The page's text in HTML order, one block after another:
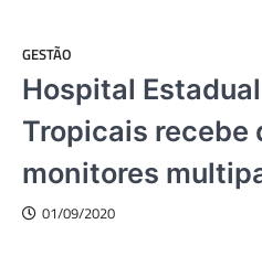
GESTÃO
Hospital
Tropicais recebe
monitores
01/09/2020